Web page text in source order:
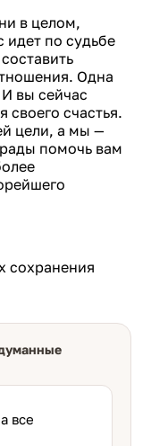
в целом,
идет по судьбе
Одна
И вы сейчас
своего счастья.
цели, а мы —
помочь вам
сохранения
все